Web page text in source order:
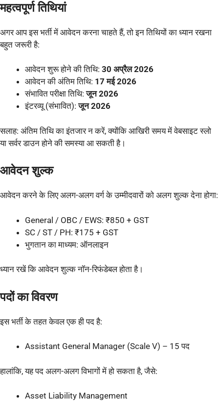
महत्वपूर्ण तिथियां
अगर आप इस भर्ती में आवेदन करना चाहते हैं, तो इन तिथियों का ध्यान रखना
बहुत जरूरी है:
आवेदन शुरू होने की तिथि: 30 अप्रैल 2026
आवेदन की अंतिम तिथि: 17 मई 2026
संभावित परीक्षा तिथि:जून 2026
इंटरव्यू (संभावित):जून 2026
सलाह: अंतिम तिथि का इंतजार न करें, क्योंकि आखिरी समय में वेबसाइट स्लो
या सर्वर डाउन होने की समस्या आ सकती है।
आवेदन शुल्क
आवेदन करने के लिए अलग-अलग वर्ग के उम्मीदवारों को अलग शुल्क देना होगा:
General / OBC / EWS: ₹850 + GST
SC / ST / PH: ₹175 + GST
भुगतान का माध्यम: ऑनलाइन
ध्यान रखें कि आवेदन शुल्क नॉन-रिफंडेबल होता है।
पदों का विवरण
इस भर्ती के तहत केवल एक ही पद है:
Assistant General Manager (Scale V) – 15 पद
हालांकि, यह पद अलग-अलग विभागों में हो सकता है, जैसे:
Asset Liability Management